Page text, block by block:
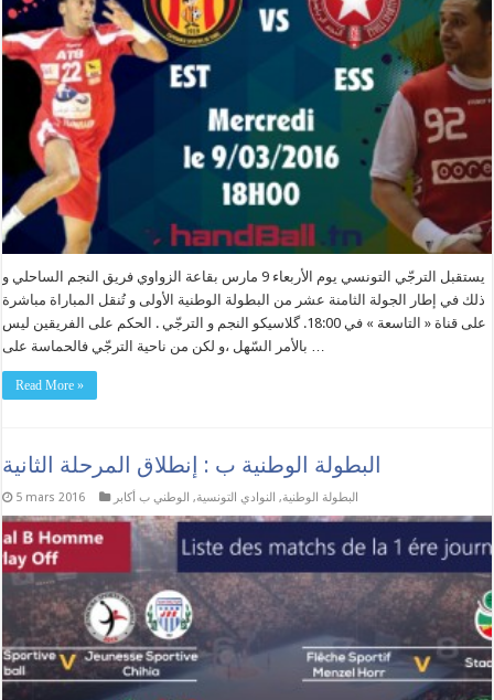
يستقبل الترجّي التونسي يوم الأربعاء 9 مارس بقاعة الزواوي فريق النجم الساحلي و
ذلك في إطار الجولة الثامنة عشر من البطولة الوطنية الأولى و تُنقل المباراة مباشرة
على قناة « التاسعة » في 18:00. گلاسيكو النجم و الترجّي . الحكم على الفريقين ليس
بالأمر السّهل ،و لكن من ناحية الترجّي فالحماسة على …
Read More »
البطولة الوطنية ب : إنطلاق المرحلة الثانية
5 mars 2016 البطولة الوطنية, النوادي التونسية, الوطني ب أكابر